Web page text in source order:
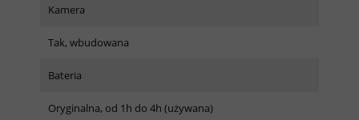
Kamera
Tak, wbudowana
Bateria
Oryginalna, od 1h do 4h (używana)